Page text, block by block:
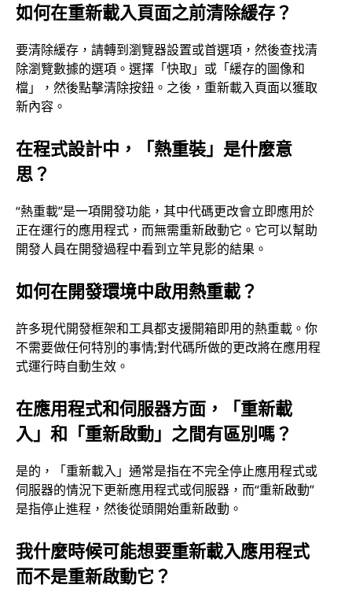
如何在重新載入頁面之前清除緩存？
要清除緩存，請轉到瀏覽器設置或首選項，然後查找清
除瀏覽數據的選項。選擇「快取」或「緩存的圖像和
檔」，然後點擊清除按鈕。之後，重新載入頁面以獲取
新內容。
在程式設計中，「熱重裝」是什麼意
思？
“熱重載”是一項開發功能，其中代碼更改會立即應用於
正在運行的應用程式，而無需重新啟動它。它可以幫助
開發人員在開發過程中看到立竿見影的結果。
如何在開發環境中啟用熱重載？
許多現代開發框架和工具都支援開箱即用的熱重載。你
不需要做任何特別的事情;對代碼所做的更改將在應用程
式運行時自動生效。
在應用程式和伺服器方面，「重新載
入」和「重新啟動」之間有區別嗎？
是的，「重新載入」通常是指在不完全停止應用程式或
伺服器的情況下更新應用程式或伺服器，而“重新啟動”
是指停止進程，然後從頭開始重新啟動。
我什麼時候可能想要重新載入應用程式
而不是重新啟動它？